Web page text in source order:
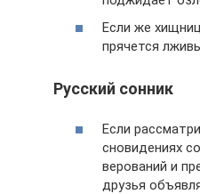
Если же
прячется
Русский сонник
Если
сновидениях
верований и
друзья